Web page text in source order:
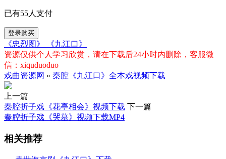
已有55人支付
登录购买
《忠烈图》
《九江口》
资源仅供个人学习欣赏，请在下载后24小时内删除，客服微
信：xiquduoduo
戏曲资源网 » 秦腔《九江口》全本戏视频下载
上一篇
秦腔折子戏《花亭相会》视频下载 下一篇
秦腔折子戏《哭墓》视频下载MP4
相关推荐